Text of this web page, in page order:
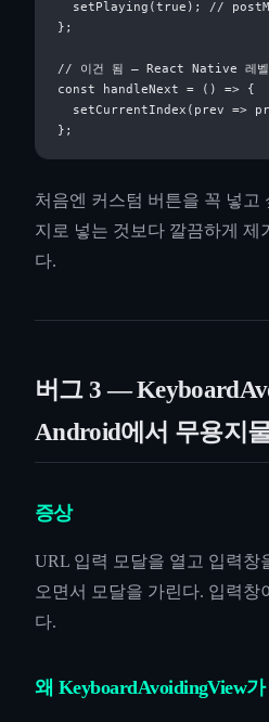
setPlaying(true); //
};
// 이건 됨 — React Native 레벨
const handleNext = () => {
setCurrentIndex(prev =>
처음엔 커스텀 버튼을 꼭 넣고
지로 넣는 것보다 깔끔하게 제
다.
버그 3 —
Android에서 무용지
증상
URL 입력 모달을 열고 입력창
오면서 모달을 가린다. 입력창
다.
왜 KeyboardAvoidingView